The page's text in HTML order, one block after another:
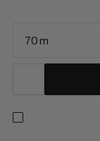
70 m